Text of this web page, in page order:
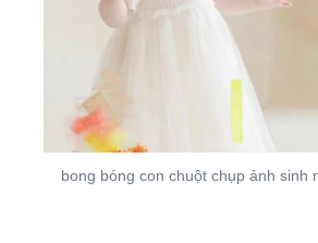
bong bóng con chuột chụp ảnh sinh